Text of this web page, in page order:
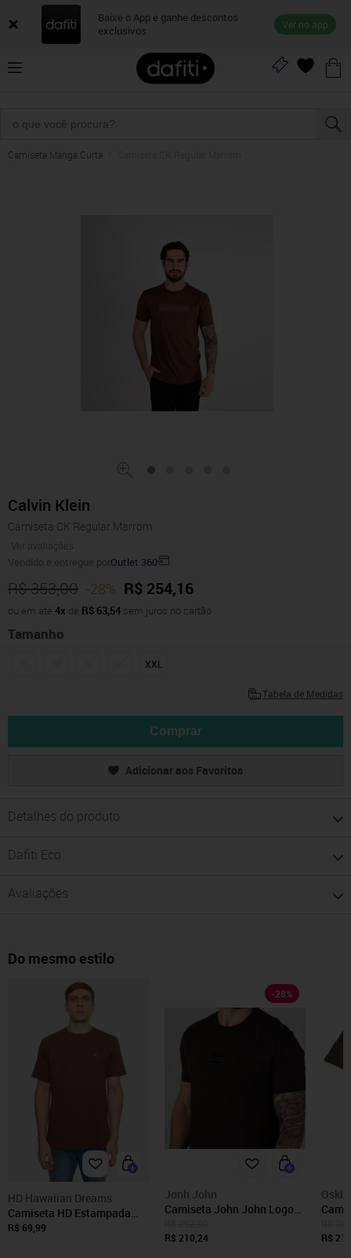
Baixe o App e ganhe descontos
exclusivos
Ver no app
Camiseta Manga Curta
Calvin Klein
Camiseta CK Regular Marrom
Ver avaliações
Vendido e entregue porOutlet 360
R$ 353,00 -28% R$ 254,16
ou em até 4x de R$ 63,54 sem juros no cartão
Tamanho
XXL
Tabela de Medidas
Comprar
Adicionar aos Favoritos
Detalhes do produto
Dafiti Eco
Avaliações
Do mesmo estilo
HD Hawaiian Dreams
Camiseta HD Estampada
Marrom
R$ 69,99
-28%
Jonh John
Camiseta John John Logo
R$ 210,24
R$